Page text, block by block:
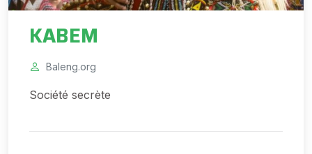
KABEM
Baleng.org
Société secrète